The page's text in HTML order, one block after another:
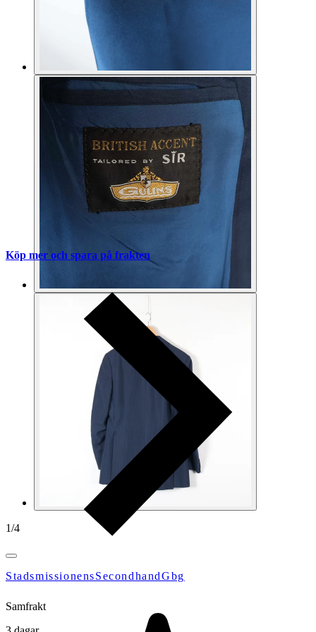
1/4
StadsmissionensSecondhandGbg
Köp mer och spara på frakten
Samfrakt